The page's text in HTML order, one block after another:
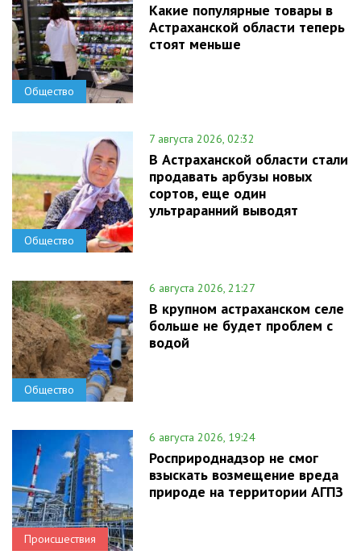
Общество
Какие популярные товары в
Астраханской области теперь
стоят меньше
Общество
7 августа 2026, 02:32
В Астраханской области стали
продавать арбузы новых
сортов, еще один
ультраранний выводят
Общество
6 августа 2026, 21:27
В крупном астраханском селе
больше не будет проблем с
водой
Происшествия
6 августа 2026, 19:24
Росприроднадзор не смог
взыскать возмещение вреда
природе на территории АГПЗ